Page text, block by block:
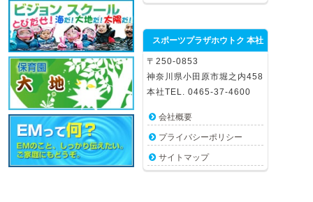
スポーツプラザホウトク 本社
〒250-0853
神奈川県小田原市堀之内458
本社TEL. 0465-37-4600
会社概要
プライバシーポリシー
サイトマップ